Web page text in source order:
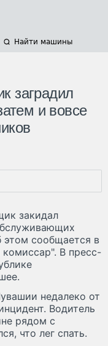
Найти машины
заградил
и вовсе
закидал
сообщается в
В пресс-
недалеко от
Водитель
рядом с
что лег спать.